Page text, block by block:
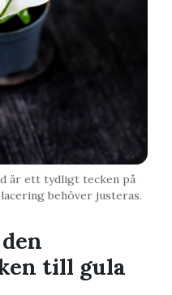
är ett tydligt tecken på
behöver justeras.
till gula